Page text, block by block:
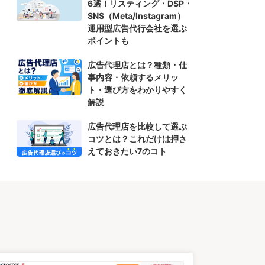
6選！リスティング・DSP・
SNS（Meta/Instagram）
運用型広告代行会社を選ぶ
ポイントも
広告代理店とは？種類・仕
事内容・依頼するメリッ
ト・選び方をわかりやすく
解説
広告代理店を比較して選ぶ
コツとは？これだけは押さ
えておきたい7のコト